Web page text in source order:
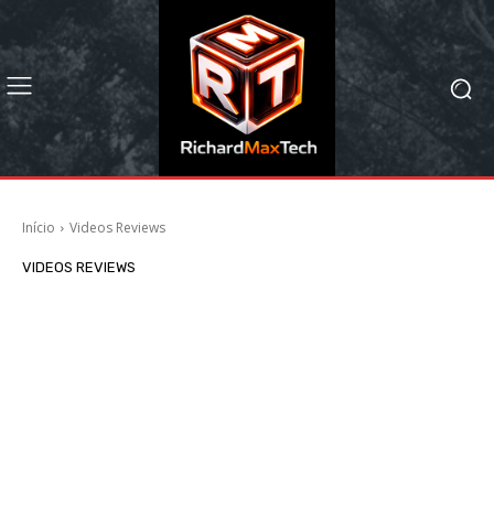
Início Videos Reviews
VIDEOS REVIEWS